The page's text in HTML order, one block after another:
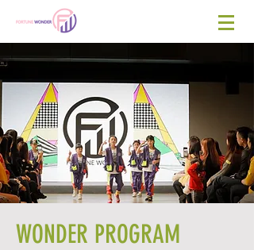
WONDER PROGRAM